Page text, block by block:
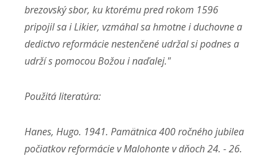
brezovský sbor, ku ktorému pred rokom 1596
pripojil sa i Likier, vzmáhal sa hmotne i duchovne a
dedictvo reformácie nestenčené udržal si podnes a
udrží s pomocou Božou i naďalej."
Použitá literatúra:
Hanes, Hugo. 1941. Pamätnica 400 ročného jubilea
počiatkov reformácie v Malohonte v dňoch 24. - 26.